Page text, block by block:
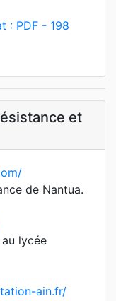
: PDF - 198
et
de Nantua.
lycée
ain.fr/